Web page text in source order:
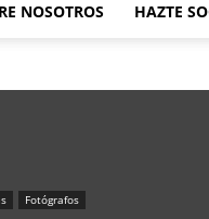
NOSOTROS HAZTE
Fotógrafos